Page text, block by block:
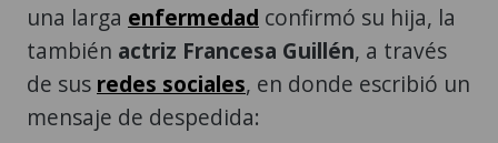
una larga enfermedad confirmó su hija, la
también actriz Francesa Guillén, a través
de sus redes sociales, en donde escribió un
mensaje de despedida: